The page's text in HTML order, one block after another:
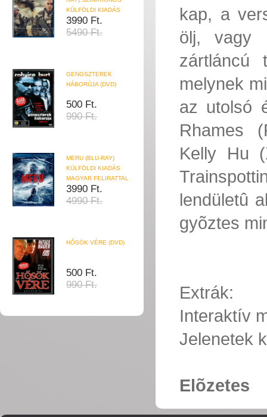
KÜLFÖLDI KIADÁS
3990 Ft.
5490 Ft.
GENGSZTEREK
HÁBORÚJA (DVD)
500 Ft.
990 Ft.
MERU (BLU-RAY)
KÜLFÖLDI KIADÁS
MAGYAR FELIRATTAL
3990 Ft.
4990 Ft.
HŐSÖK VÉRE (DVD)
500 Ft.
990 Ft.
kap, a
ölj, vagy
zártláncú
melynek
az utolsó
Rhames
Kelly Hu
lendületû
gyõztes
Extrák:
Interaktív
Jelenetek
Elõzetes